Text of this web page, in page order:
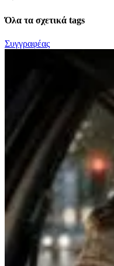
Όλα τα σχετικά tags
Συγγραφέας